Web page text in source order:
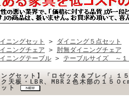
ニングセット > ダイニング５点セット
ニングチェア > 肘無ダイニングチェア
ニングテーブル > テーブルサイズ ～１
ングセット】「ロゼッタ＆ブレイ」
天板・LBR、MBR２色木部の１５０
ット